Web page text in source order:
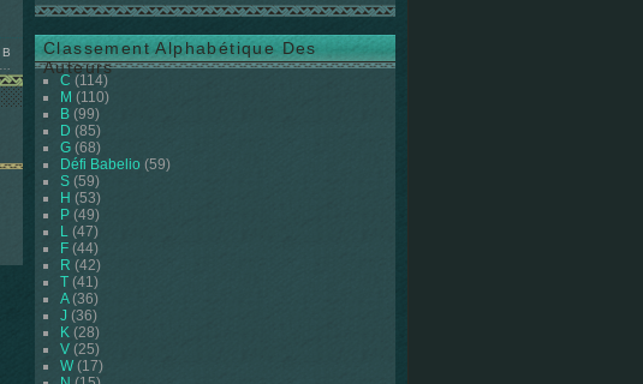
B
Classement Alphabétique Des
Auteurs
C (114)
M (110)
B (99)
D (85)
G (68)
Défi Babelio (59)
S (59)
H (53)
P (49)
L (47)
F (44)
R (42)
T (41)
A(36)
J (36)
K (28)
V (25)
W(17)